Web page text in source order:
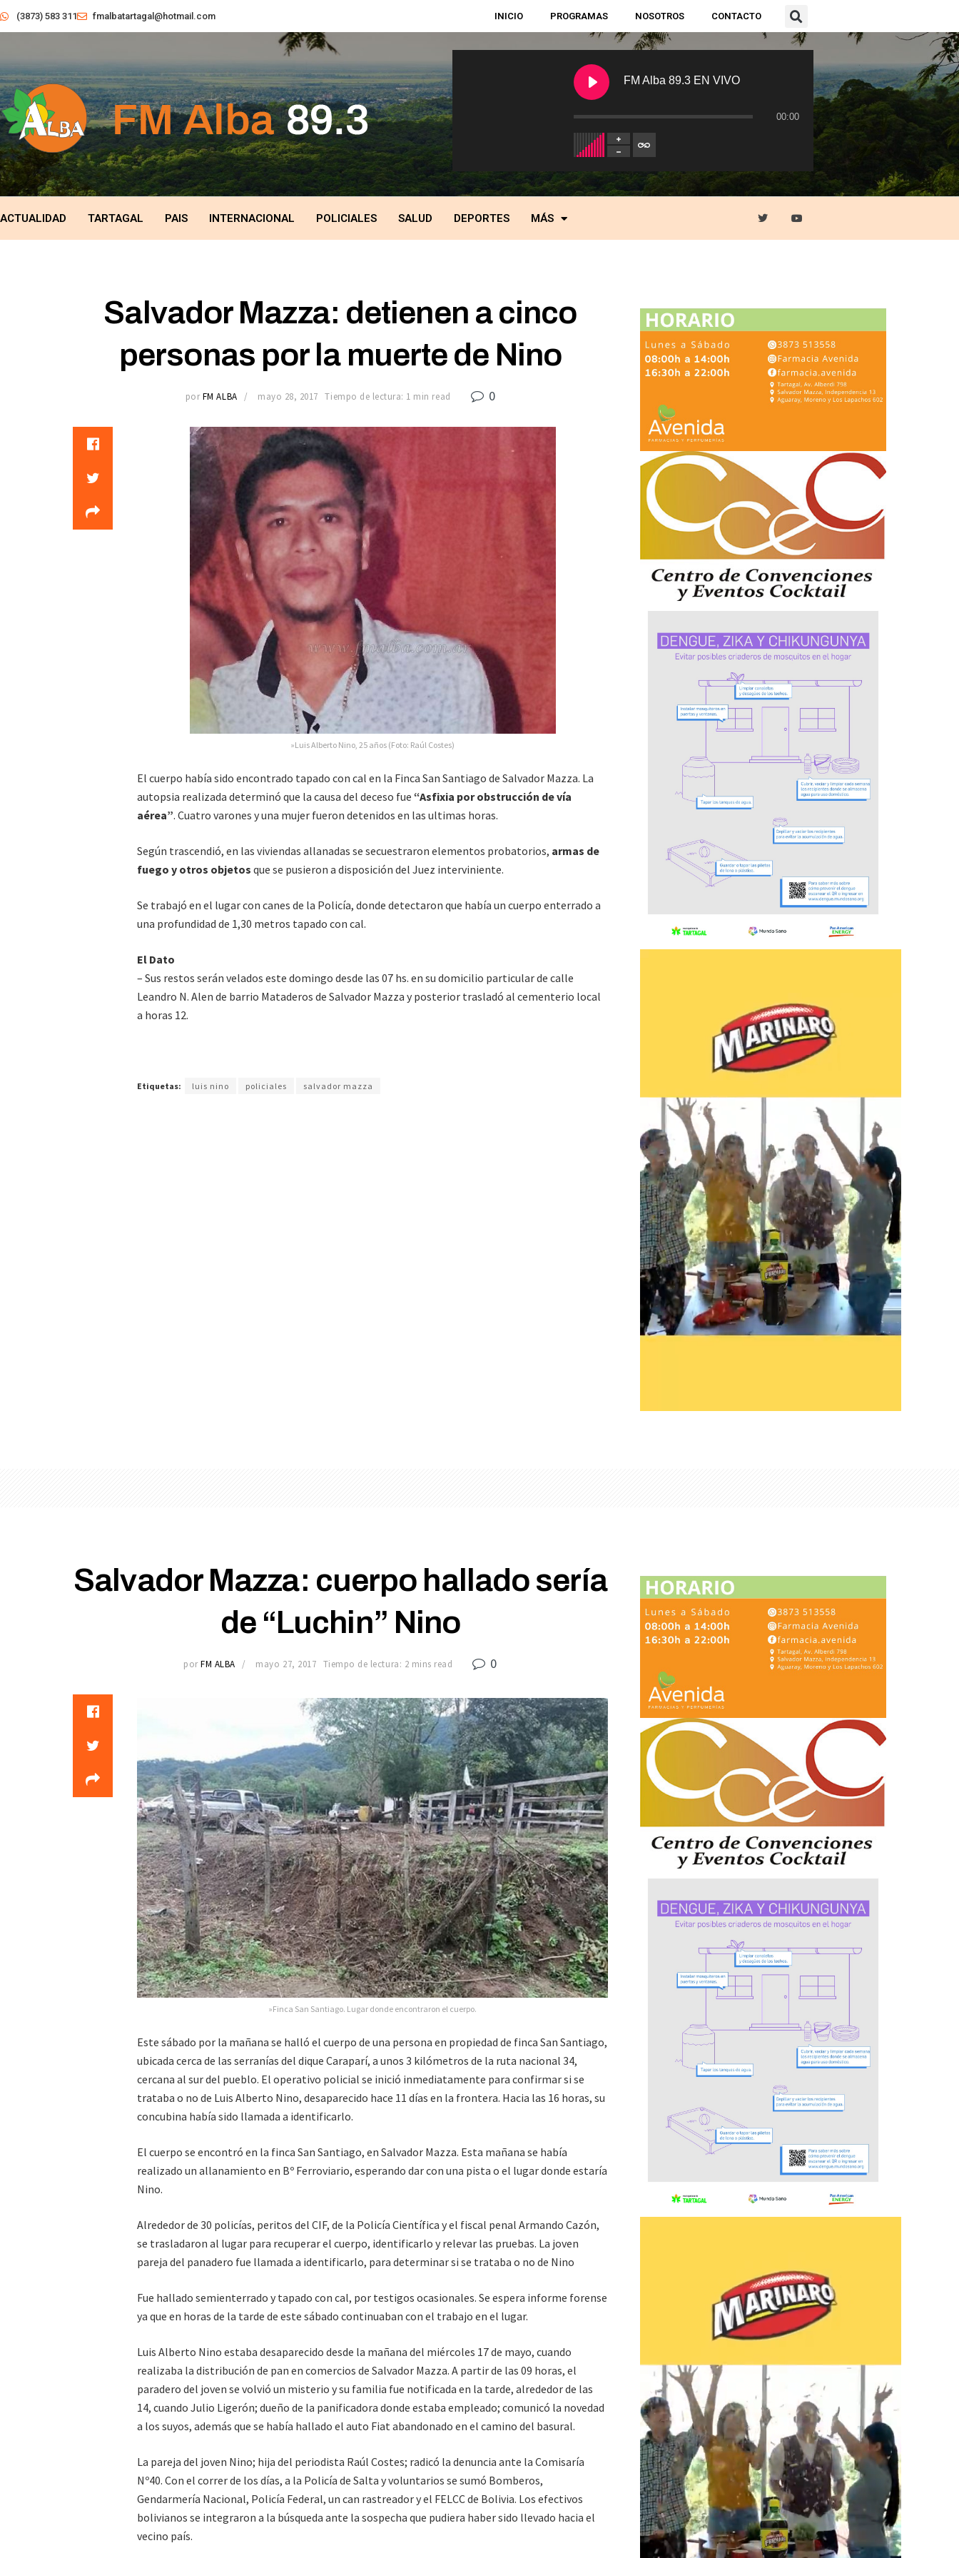
(3873) 583 311 fmalbatartagal@hotmail.com INICIO PROGRAMAS NOSOTROS CONTACTO
FM Alba 89.3 EN VIVO
00:00
ACTUALIDAD TARTAGAL PAIS INTERNACIONAL POLICIALES SALUD DEPORTES MÁS
Salvador Mazza: detienen a cinco
personas por la muerte de Nino
por FM ALBA mayo 28, 2017 Tiempo de lectura: 1 min read 0
»Luis Alberto Nino, 25 años (Foto: Raúl Costes)
El cuerpo había sido encontrado tapado con cal en la Finca San Santiago de Salvador Mazza. La
autopsia realizada determinó que la causa del deceso fue “Asfixia por obstrucción de vía
aérea”. Cuatro varones y una mujer fueron detenidos en las ultimas horas.
Según trascendió, en las viviendas allanadas se secuestraron elementos probatorios, armas de
fuego y otros objetos que se pusieron a disposición del Juez interviniente.
Se trabajó en el lugar con canes de la Policía, donde detectaron que había un cuerpo enterrado a
una profundidad de 1,30 metros tapado con cal.
El Dato
– Sus restos serán velados este domingo desde las 07 hs. en su domicilio particular de calle
Leandro N. Alen de barrio Mataderos de Salvador Mazza y posterior trasladó al cementerio local
a horas 12.
Etiquetas: luis nino policiales salvador mazza
Salvador Mazza: cuerpo hallado sería
de “Luchin” Nino
por FM ALBA mayo 27, 2017 Tiempo de lectura: 2 mins read 0
»Finca San Santiago. Lugar donde encontraron el cuerpo.
Este sábado por la mañana se halló el cuerpo de una persona en propiedad de finca San Santiago,
ubicada cerca de las serranías del dique Caraparí, a unos 3 kilómetros de la ruta nacional 34,
cercana al sur del pueblo. El operativo policial se inició inmediatamente para confirmar si se
trataba o no de Luis Alberto Nino, desaparecido hace 11 días en la frontera. Hacia las 16 horas, su
concubina había sido llamada a identificarlo.
El cuerpo se encontró en la finca San Santiago, en Salvador Mazza. Esta mañana se había
realizado un allanamiento en Bº Ferroviario, esperando dar con una pista o el lugar donde estaría
Nino.
Alrededor de 30 policías, peritos del CIF, de la Policía Científica y el fiscal penal Armando Cazón,
se trasladaron al lugar para recuperar el cuerpo, identificarlo y relevar las pruebas. La joven
pareja del panadero fue llamada a identificarlo, para determinar si se trataba o no de Nino
Fue hallado semienterrado y tapado con cal, por testigos ocasionales. Se espera informe forense
ya que en horas de la tarde de este sábado continuaban con el trabajo en el lugar.
Luis Alberto Nino estaba desaparecido desde la mañana del miércoles 17 de mayo, cuando
realizaba la distribución de pan en comercios de Salvador Mazza. A partir de las 09 horas, el
paradero del joven se volvió un misterio y su familia fue notificada en la tarde, alrededor de las
14, cuando Julio Ligerón; dueño de la panificadora donde estaba empleado; comunicó la novedad
a los suyos, además que se había hallado el auto Fiat abandonado en el camino del basural.
La pareja del joven Nino; hija del periodista Raúl Costes; radicó la denuncia ante la Comisaría
Nº40. Con el correr de los días, a la Policía de Salta y voluntarios se sumó Bomberos,
Gendarmería Nacional, Policía Federal, un can rastreador y el FELCC de Bolivia. Los efectivos
bolivianos se integraron a la búsqueda ante la sospecha que pudiera haber sido llevado hacia el
vecino país.